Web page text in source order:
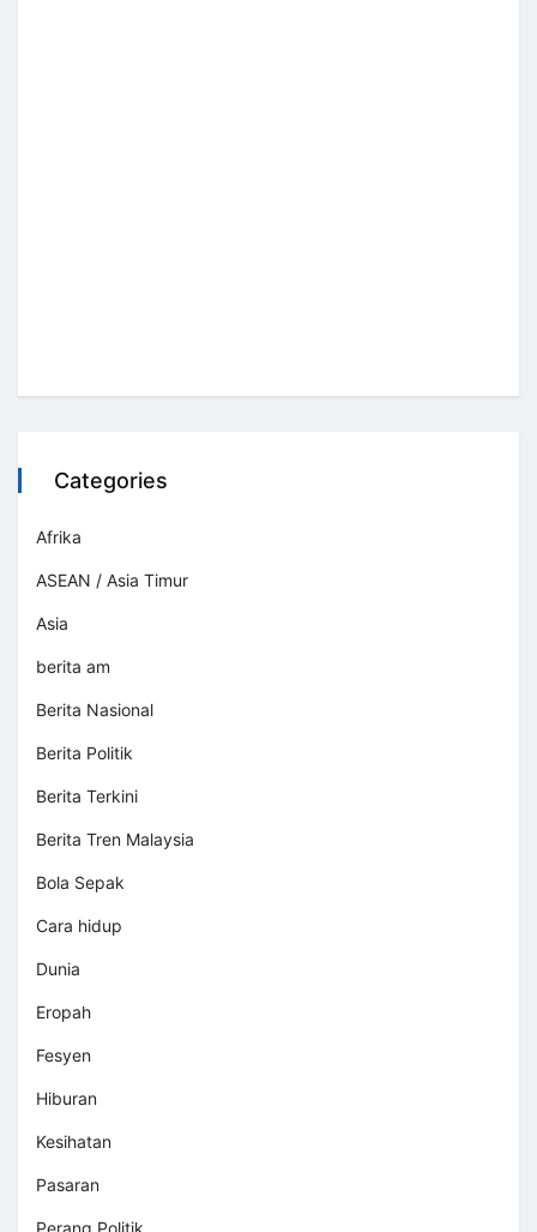
Categories
Afrika
ASEAN / Asia Timur
Asia
berita am
Berita Nasional
Berita Politik
Berita Terkini
Berita Tren Malaysia
Bola Sepak
Cara hidup
Dunia
Eropah
Fesyen
Hiburan
Kesihatan
Pasaran